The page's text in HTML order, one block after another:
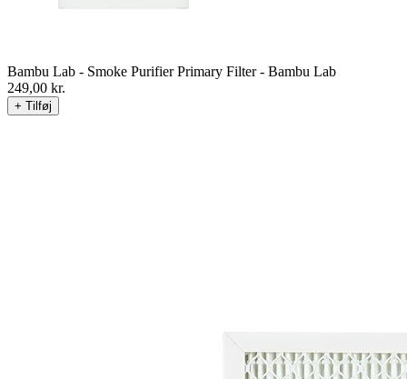
Bambu Lab - Smoke Purifier Primary Filter - Bambu Lab
249,00 kr.
+ Tilføj